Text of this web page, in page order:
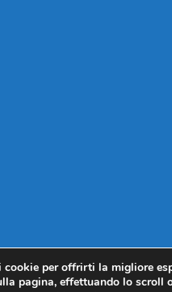
per offrirti la migliore
pagina, effettuando lo scroll